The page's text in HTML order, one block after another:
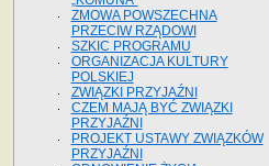
ZMOWA POWSZECHNA
PRZECIW RZĄDOWI
SZKIC PROGRAMU
ORGANIZACJA KULTURY
POLSKIEJ
ZWIĄZKI PRZYJAŹNI
CZEM MAJĄ BYĆ ZWIĄZKI
PRZYJAŹNI
PROJEKT USTAWY ZWIĄZKÓW
PRZYJAŹNI